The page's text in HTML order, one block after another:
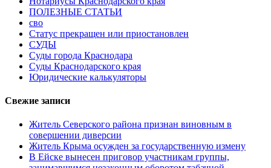
ПОЛЕЗНЫЕ СТАТЬИ
сво
Статус прекращен или приостановлен
СУДЫ
Суды города Краснодара
Суды Краснодарского края
Юридические калькуляторы
Свежие записи
Житель Северского района признан виновным в
совершении диверсии
Житель Крыма осужден за государственную измену
В Ейске вынесен приговор участникам группы,